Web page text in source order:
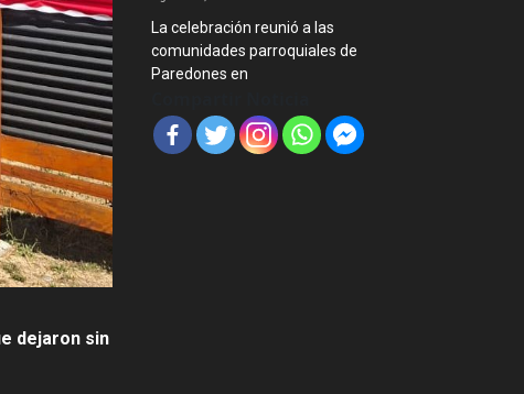
dejaron sin
La celebración reunió a las
comunidades parroquiales de
Paredones en